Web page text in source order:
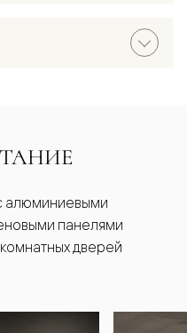
алюминиевыми
панелями
дверей